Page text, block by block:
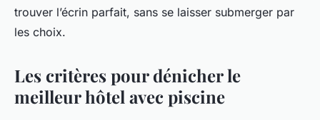
trouver l’écrin parfait, sans se laisser submerger par
les choix.
Les critères pour dénicher le
meilleur hôtel avec piscine